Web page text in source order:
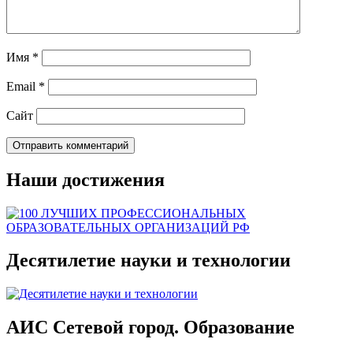
Имя *
Email *
Сайт
Наши достижения
Десятилетие науки и технологии
АИС Сетевой город. Образование